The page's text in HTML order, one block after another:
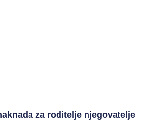
za roditelje njegovatelje